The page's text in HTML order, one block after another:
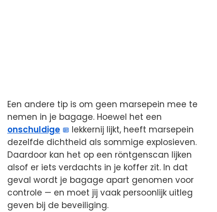
Een andere tip is om geen marsepein mee te
nemen in je bagage. Hoewel het een
onschuldige
lekkernij lijkt, heeft marsepein
dezelfde dichtheid als sommige explosieven.
Daardoor kan het op een röntgenscan lijken
alsof er iets verdachts in je koffer zit. In dat
geval wordt je bagage apart genomen voor
controle — en moet jij vaak persoonlijk uitleg
geven bij de beveiliging.